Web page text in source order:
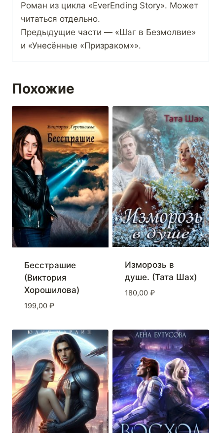
Роман из цикла «EverEnding Story». Может
читаться отдельно.
Предыдущие части — «Шаг в Безмолвие»
и «Унесённые «Призраком»».
Похожие
Бесстрашие
(Виктория
Хорошилова)
199,00 ₽
Изморозь в
душе. (Тата Шах)
180,00 ₽